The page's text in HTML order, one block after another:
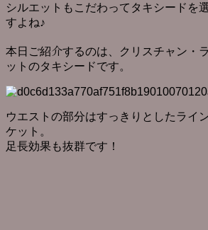
シルエットもこだわってタキシードを
すよね♪
本日ご紹介するのは、クリスチャン・
ットのタキシードです。
ウエストの部分はすっきりとしたライ
ケット。
足長効果も抜群です！